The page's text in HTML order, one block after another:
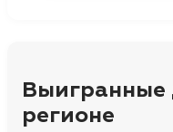
Выигранные
регионе